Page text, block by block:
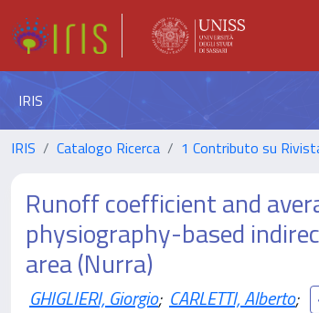
IRIS
IRIS Catalogo Ricerca 1 Contributo su
Runoff coefficient and
physiography-based
area (Nurra)
GHIGLIERI, Giorgio; CARLETTI, Alberto;